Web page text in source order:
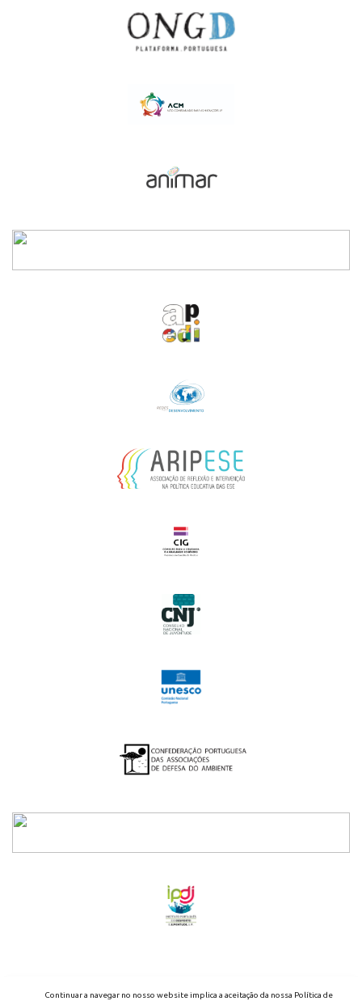
Continuar a navegar no nosso website implica a aceitação da nossa Política de